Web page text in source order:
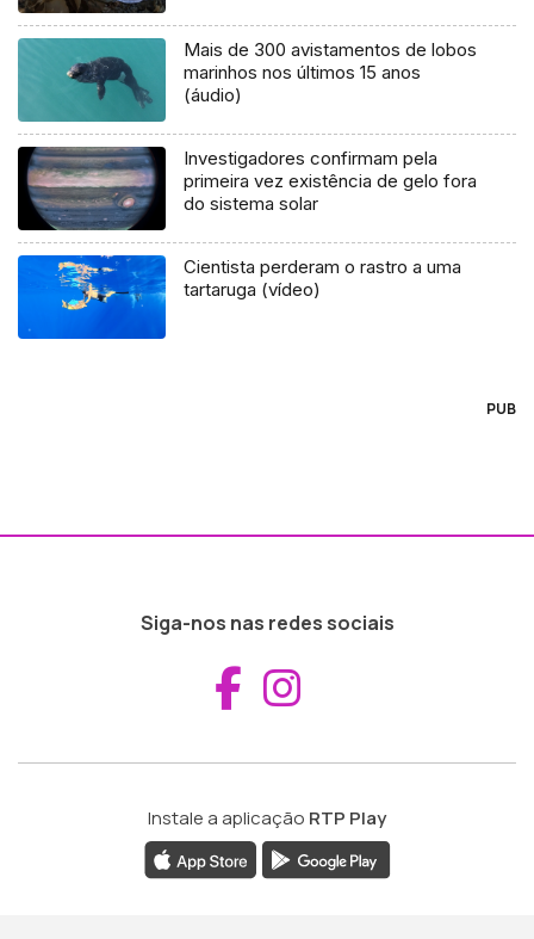
Mais de 300 avistamentos de lobos
marinhos nos últimos 15 anos
(áudio)
Investigadores confirmam pela
primeira vez existência de gelo fora
do sistema solar
Cientista perderam o rastro a uma
tartaruga (vídeo)
PUB
Siga-nos nas redes sociais
Aceder ao
Instale a aplicação RTP Play